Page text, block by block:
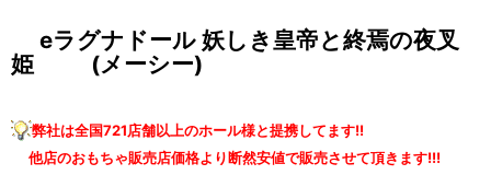
eラグナドール 妖しき皇帝と終焉の夜叉
姫 (メーシー)
弊社は全国721店舗以上のホール様と提携してます!!
他店のおもちゃ販売店価格より断然安値で販売させて頂きます!!!